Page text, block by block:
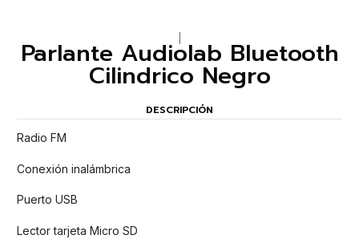
Parlante Audiolab Bluetooth
Cilindrico Negro
DESCRIPCIÓN
Radio FM
Conexión inalámbrica
Puerto USB
Lector tarjeta Micro SD